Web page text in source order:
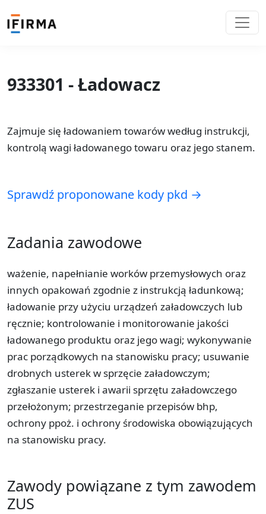
933301 - Ładowacz
Zajmuje się ładowaniem towarów według instrukcji,
kontrolą wagi ładowanego towaru oraz jego stanem.
Sprawdź proponowane kody pkd →
Zadania zawodowe
ważenie, napełnianie worków przemysłowych oraz
innych opakowań zgodnie z instrukcją ładunkową;
ładowanie przy użyciu urządzeń załadowczych lub
ręcznie; kontrolowanie i monitorowanie jakości
ładowanego produktu oraz jego wagi; wykonywanie
prac porządkowych na stanowisku pracy; usuwanie
drobnych usterek w sprzęcie załadowczym;
zgłaszanie usterek i awarii sprzętu załadowczego
przełożonym; przestrzeganie przepisów bhp,
ochrony ppoż. i ochrony środowiska obowiązujących
na stanowisku pracy.
Zawody powiązane z tym zawodem
ZUS